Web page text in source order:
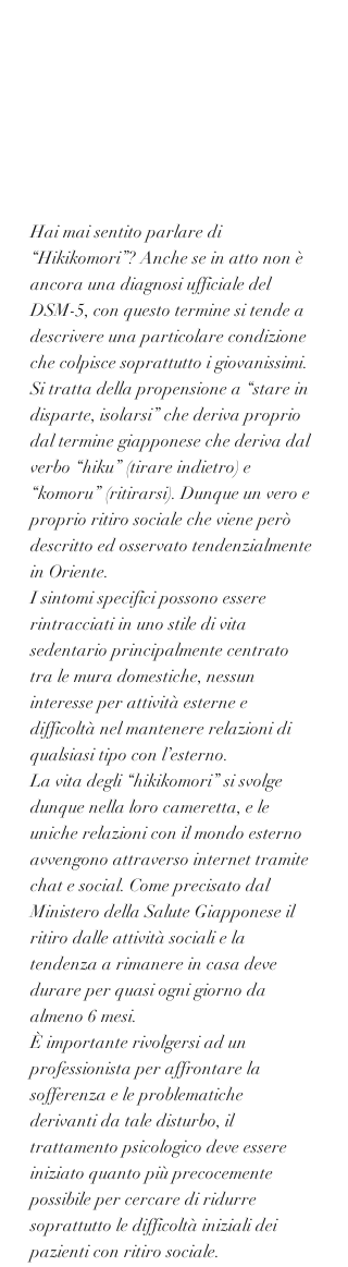
Hai mai sentito parlare di
“Hikikomori”? Anche se in atto non è
ancora una diagnosi ufficiale del
DSM-5, con questo termine si tende a
descrivere una particolare condizione
che colpisce soprattutto i giovanissimi.
Si tratta della propensione a “stare in
disparte, isolarsi” che deriva proprio
dal termine giapponese che deriva dal
verbo “hiku” (tirare indietro) e
“komoru” (ritirarsi). Dunque un vero e
proprio ritiro sociale che viene però
descritto ed osservato tendenzialmente
in Oriente.
I sintomi specifici possono essere
rintracciati in uno stile di vita
sedentario principalmente centrato
tra le mura domestiche, nessun
interesse per attività esterne e
difficoltà nel mantenere relazioni di
qualsiasi tipo con l’esterno.
La vita degli “hikikomori” si svolge
dunque nella loro cameretta, e le
uniche relazioni con il mondo esterno
avvengono attraverso internet tramite
chat e social. Come precisato dal
Ministero della Salute Giapponese il
ritiro dalle attività sociali e la
tendenza a rimanere in casa deve
durare per quasi ogni giorno da
almeno 6 mesi.
È importante rivolgersi ad un
professionista per affrontare la
sofferenza e le problematiche
derivanti da tale disturbo, il
trattamento psicologico deve essere
iniziato quanto più precocemente
possibile per cercare di ridurre
soprattutto le difficoltà iniziali dei
pazienti con ritiro sociale.